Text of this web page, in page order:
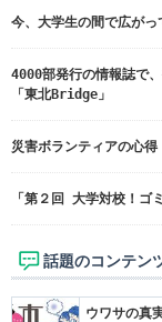
今、大学生の間で広が
4000部発行の情報誌で
「東北Bridge」
災害ボランティアの心得
「第２回 大学対校！ゴ
話題のコンテン
ウワサの真